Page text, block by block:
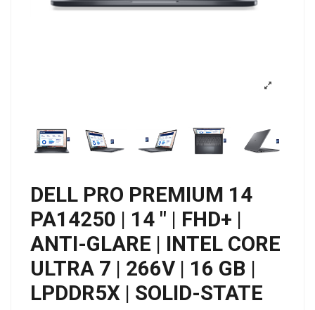
DELL PRO PREMIUM 14
PA14250 | 14 " | FHD+ |
ANTI-GLARE | INTEL CORE
ULTRA 7 | 266V | 16 GB |
LPDDR5X | SOLID-STATE